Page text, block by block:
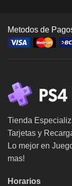
Metodos de
Tienda
Tarjetas y
Lo mejor en
mas!
Horarios